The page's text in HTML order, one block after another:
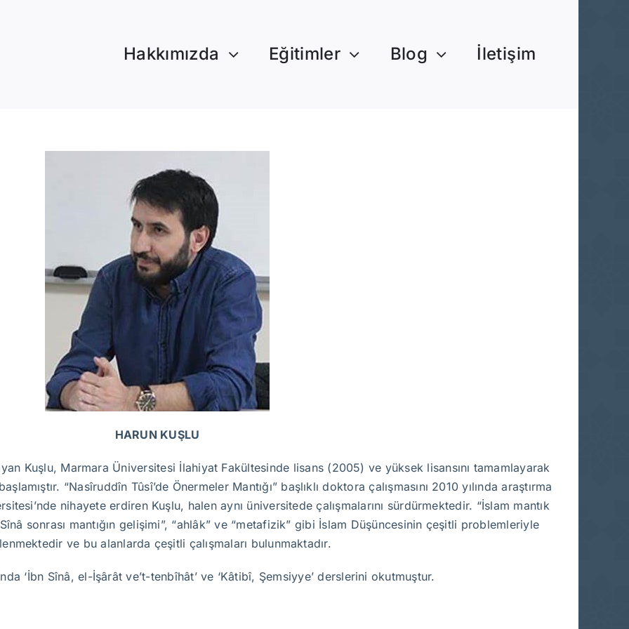
Hakkımızda Eğitimler Blog İletişim
HARUN KUŞLU
Kuşlu, Marmara Üniversitesi İlahiyat Fakültesinde lisans (2005) ve yüksek lisansını tamamlayarak
“Nasîruddîn Tûsî’de Önermeler Mantığı” başlıklı doktora çalışmasını 2010 yılında araştırma
nihayete erdiren Kuşlu, halen aynı üniversitede çalışmalarını sürdürmektedir. “İslam mantık
sonrası mantığın gelişimi”, “ahlâk” ve “metafizik” gibi İslam Düşüncesinin çeşitli problemleriyle
ve bu alanlarda çeşitli çalışmaları bulunmaktadır.
‘İbn Sînâ, el-İşârât ve’t-tenbîhât’ ve ‘Kâtibî, Şemsiyye’ derslerini okutmuştur.